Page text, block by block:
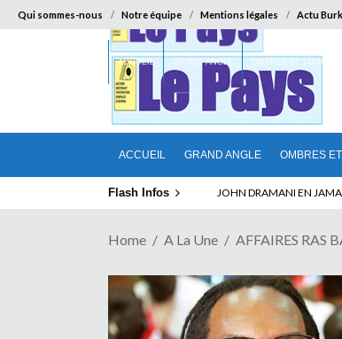
Qui sommes-nous Notre équipe Mentions légales Actu
ACCUEIL GRAND ANGLE OMBRES
ACCUEIL GRAND ANGLE OMBRES ET LUMIÈRES
Flash Infos ELECTION DE TALON A
Home A La Une AFFAIRES RAS